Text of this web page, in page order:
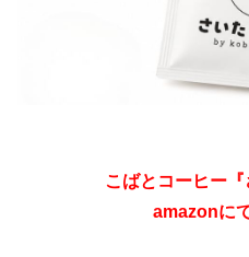
こばとコーヒー『
amazonに